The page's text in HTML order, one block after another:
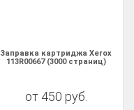
Заправка картриджа Xerox
113R00667 (3000 страниц)
от 450 руб.